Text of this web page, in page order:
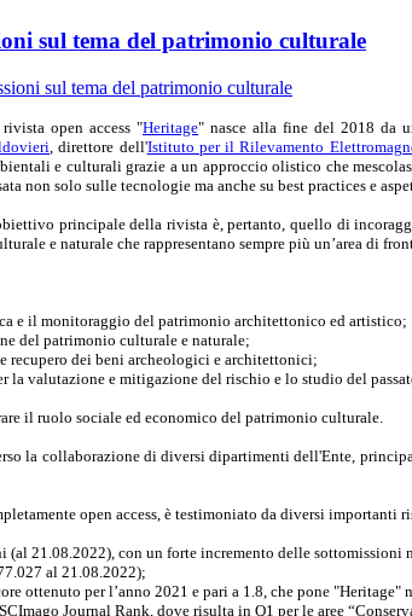
sul tema del patrimonio culturale
open access "Heritage" nasce alla fine del 2018 da
, direttore dell'Istituto per il Rilevamento
e culturali grazie a un approccio olistico che
non solo sulle tecnologie ma anche su best practices e
principale della rivista è, pertanto, quello di
e naturale che rappresentano sempre più un’area di
e il monitoraggio del patrimonio architettonico ed artistico;
del patrimonio culturale e naturale;
recupero dei beni archeologici e architettonici;
la valutazione e mitigazione del rischio e lo studio del
il ruolo sociale ed economico del patrimonio culturale.
la collaborazione di diversi dipartimenti dell'Ente,
open access, è testimoniato da diversi importanti
21.08.2022), con un forte incremento delle sottomissioni
al 21.08.2022);
ottenuto per l’anno 2021 e pari a 1.8, che pone
Journal Rank, dove risulta in Q1 per le aree